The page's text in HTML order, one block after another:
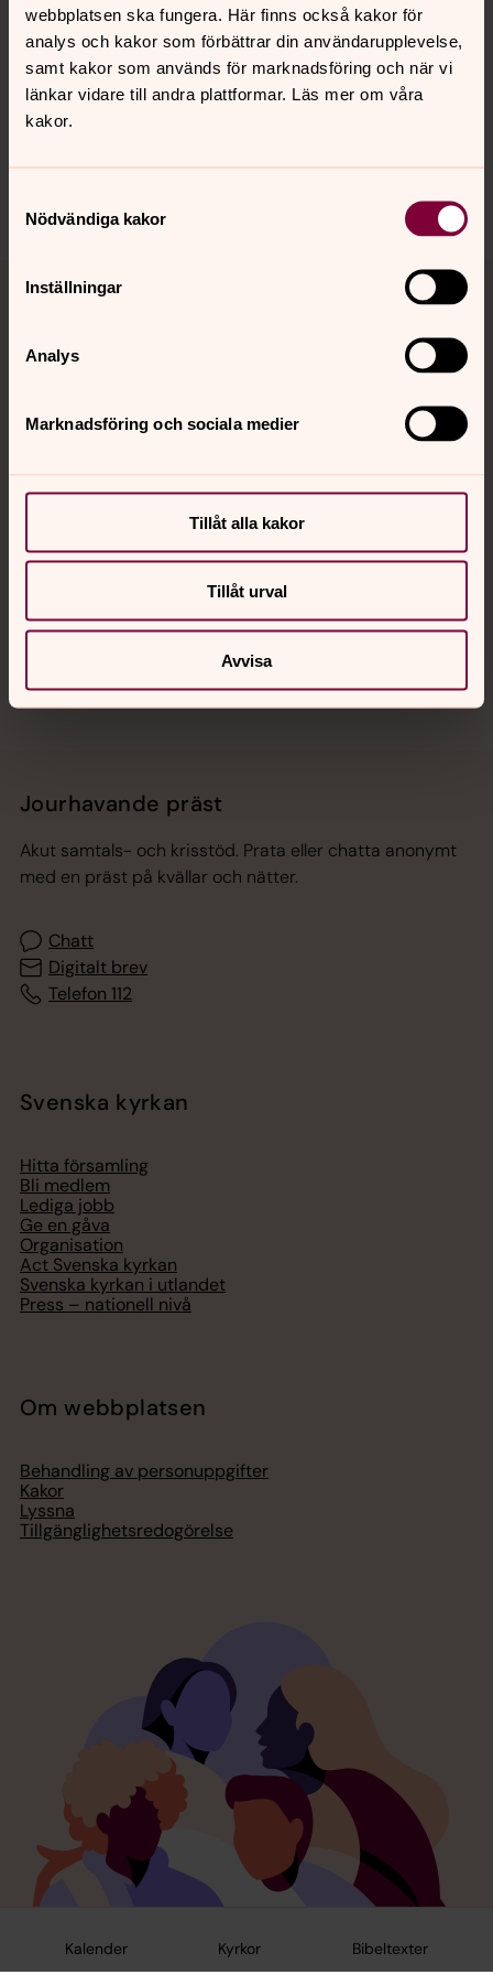
webbplatsen ska fungera. Här finns också kakor för
analys och kakor som förbättrar din användarupplevelse,
samt kakor som används för marknadsföring och när vi
länkar vidare till andra plattformar. Läs mer om våra
kakor.
Nödvändiga kakor
Inställningar
Analys
Marknadsföring och sociala medier
Tillåt alla kakor
Tillåt urval
Avvisa
Kalender Kyrkor Bibeltexter
Synpunkter eller frågor på sidans
innehåll?
vasteras.stift@svenskakyrkan.se
Hitta snabbt
Sociala kanaler
Jourhavande präst
Akut samtals- och krisstöd. Prata eller chatta anonymt
med en präst på kvällar och nätter.
Chatt
Digitalt brev
Telefon 112
Svenska kyrkan
Hitta församling
Bli medlem
Lediga jobb
Ge en gåva
Organisation
Act Svenska kyrkan
Svenska kyrkan i utlandet
Press – nationell nivå
Om webbplatsen
Behandling av personuppgifter
Kakor
Lyssna
Tillgänglighetsredogörelse